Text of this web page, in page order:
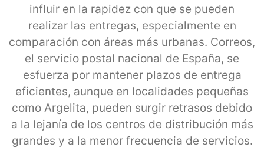
influir en la rapidez con que se pueden
realizar las entregas, especialmente en
comparación con áreas más urbanas. Correos,
el servicio postal nacional de España, se
esfuerza por mantener plazos de entrega
eficientes, aunque en localidades pequeñas
como Argelita, pueden surgir retrasos debido
a la lejanía de los centros de distribución más
grandes y a la menor frecuencia de servicios.